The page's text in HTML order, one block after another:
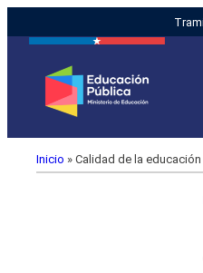
Inicio » Calidad de la educación